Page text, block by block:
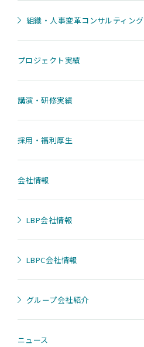
組織・人事変革コンサルティング
プロジェクト実績
講演・研修実績
採用・福利厚生
会社情報
LBP会社情報
LBPC会社情報
グループ会社紹介
ニュース